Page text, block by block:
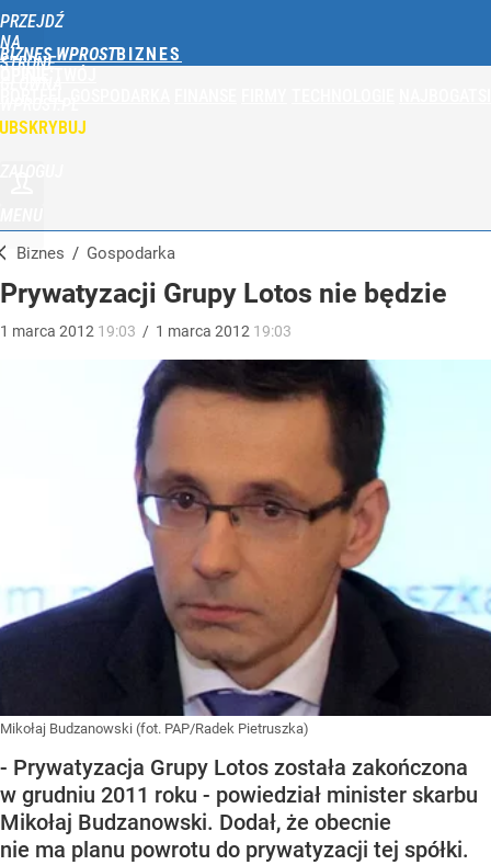
PRZEJDŹ
NA
STRONĘ
BIZNES WPROST
Biznes / Gospodarka
Prywatyzacji Grupy Lotos nie będzie
1 marca 2012 19:03 / 1 marca 2012 19:03
Mikołaj Budzanowski (fot. PAP/Radek Pietruszka)
- Prywatyzacja Grupy Lotos została zakończona
w grudniu 2011 roku - powiedział minister skarbu
Mikołaj Budzanowski. Dodał, że obecnie
nie ma planu powrotu do prywatyzacji tej spółki.